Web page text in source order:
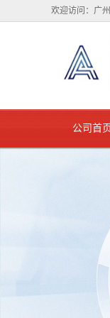
欢迎访问：广
公司首页